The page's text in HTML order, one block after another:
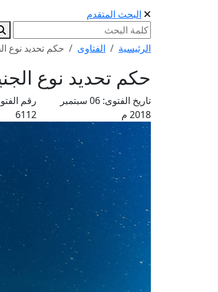
البحث المتقدم
الرئيسية الفتاوى حكم تحديد نوع
حكم تحديد نوع
تاريخ الفتوى:
06 سبتمبر
2018 م
رقم
6112